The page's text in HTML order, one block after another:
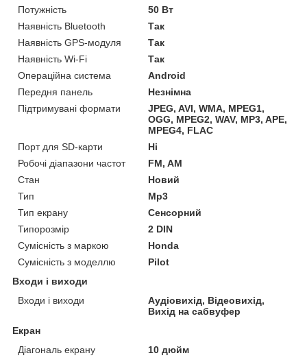
Потужність
50 Вт
Наявність Bluetooth
Так
Наявність GPS-модуля
Так
Наявність Wi-Fi
Так
Операційна система
Android
Передня панель
Незнімна
Підтримувані формати
JPEG, AVI, WMA, MPEG1,
OGG, MPEG2, WAV, MP3, APE,
MPEG4, FLAC
Порт для SD-карти
Ні
Робочі діапазони частот
FM, AM
Стан
Новий
Тип
Mp3
Тип екрану
Сенсорний
Типорозмір
2 DIN
Сумісність з маркою
Honda
Сумісність з моделлю
Pilot
Входи і виходи
Входи і виходи
Аудіовихід, Відеовихід,
Вихід на сабвуфер
Екран
Діагональ екрану
10 дюйм